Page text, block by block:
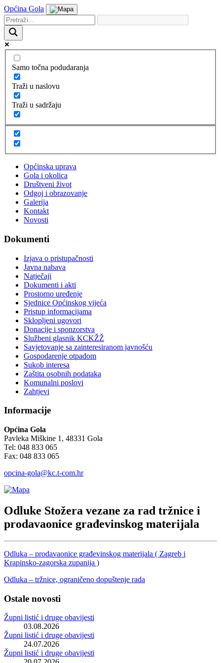
Općina Gola
Samo točna podudaranja
Traži u naslovu
Traži u sadržaju
Općinska uprava
Gola i okolica
Društveni život
Odgoj i obrazovanje
Galerija
Kontakt
Novosti
Dokumenti
Izjava o pristupačnosti
Javna nabava
Natječaji
Dokumenti i akti
Prostorno uređenje
Sjednice Općinskog vijeća
Pristup informacijama
Sklopljeni ugovori
Donacije i sponzorstva
Službeni glasnik KCKŽŽ
Savjetovanje sa zainteresiranom javnošću
Gospodarenje otpadom
Sukob interesa
Zaštita osobnih podataka
Komunalni poslovi
Zahtjevi
Informacije
Općina Gola
Pavleka Miškine 1, 48331 Gola
Tel: 048 833 065
Fax: 048 833 065
opcina-gola@kc.t-com.hr
Odluke Stožera vezane za rad tržnice i
prodavaonice građevinskog materijala
Odluka – prodavaonice građevinskog materijala ( Zagreb i
Krapinsko-zagorska zupanija )
Odluka – tržnice, ograničeno dopuštenje rada
Ostale novosti
Župni listić i druge obavijesti
03.08.2026
Župni listić i druge obavijesti
24.07.2026
Župni listić i druge obavijesti